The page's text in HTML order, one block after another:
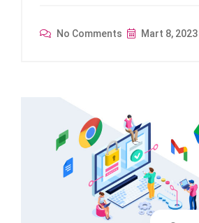
No Comments Mart 8, 2023